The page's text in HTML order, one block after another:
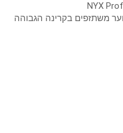
NYX
משתזפים בקרינה הגבוהה